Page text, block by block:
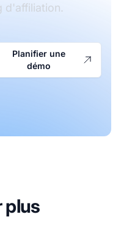
d'affiliation.
Planifier une
démo
plus